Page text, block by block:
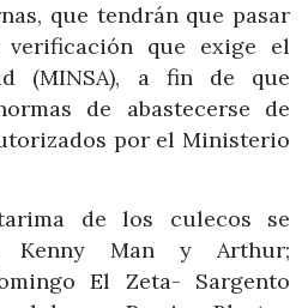
que tendrán que pasar
que exige el
(MINSA), a fin de que
de abastecerse de
por el Ministerio
de los culecos se
Kenny Man y Arthur;
El Zeta- Sargento